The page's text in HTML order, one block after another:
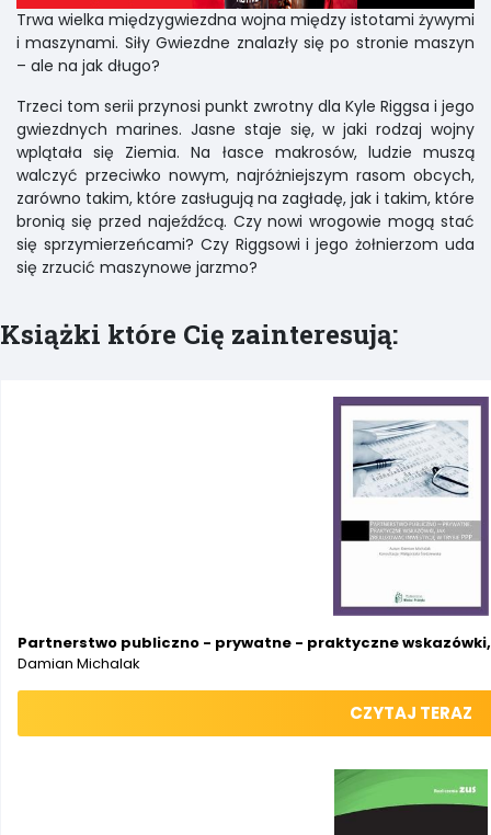
Trwa wielka międzygwiezdna wojna między istotami żywymi
i maszynami. Siły Gwiezdne znalazły się po stronie maszyn
– ale na jak długo?
Trzeci tom serii przynosi punkt zwrotny dla Kyle Riggsa i jego
gwiezdnych marines. Jasne staje się, w jaki rodzaj wojny
wplątała się Ziemia. Na łasce makrosów, ludzie muszą
walczyć przeciwko nowym, najróżniejszym rasom obcych,
zarówno takim, które zasługują na zagładę, jak i takim, które
bronią się przed najeźdźcą. Czy nowi wrogowie mogą stać
się sprzymierzeńcami? Czy Riggsowi i jego żołnierzom uda
się zrzucić maszynowe jarzmo?
Książki które Cię zainteresują:
Partnerstwo publiczno - prywatne - praktyczne
Damian Michalak
CZYTAJ TERAZ